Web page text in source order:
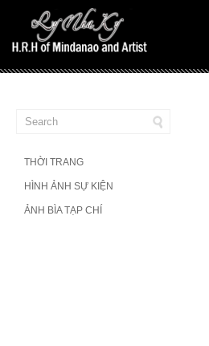
THỜI TRANG
HÌNH ẢNH SỰ KIỆN
ẢNH BÌA TẠP CHÍ